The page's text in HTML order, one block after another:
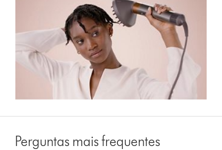
Perguntas mais frequentes